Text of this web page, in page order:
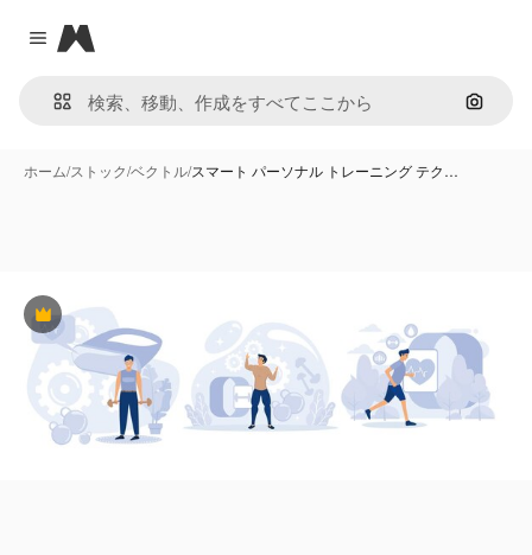
Close menu
Magnific
画像で
ホーム/ストック/ベクトル/スマート パーソナル トレーニング テク…
Premium